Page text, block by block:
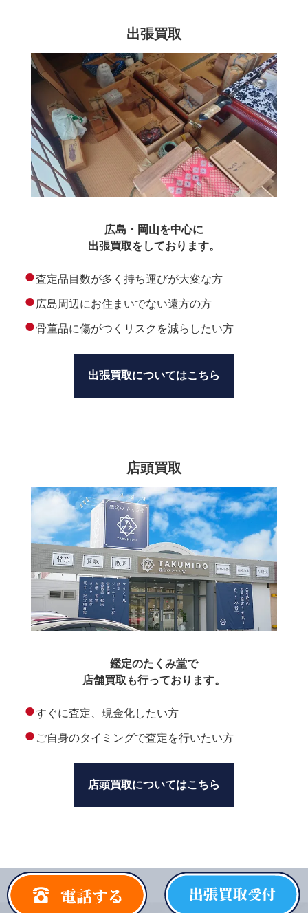
出張買取
広島・岡山を中心に
出張買取をしております。
●査定品目数が多く持ち運びが大変な方
● 広島周辺にお住まいでない遠方の方
●骨董品に傷がつくリスクを減らしたい方
出張買取についてはこちら
店頭買取
鑑定のたくみ堂で
店舗買取も行っております。
●すぐに査定、現金化したい方
● ご自身のタイミングで査定を行いたい方
店頭買取についてはこちら